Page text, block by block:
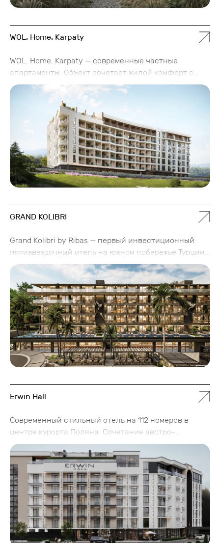
WOL. Home. Karpaty
WOL. Home. Karpaty — современные частные
апартаменты. Объект сочетает жилой комфорт с
гостиничным обслуживанием. Идеальное сочетание
собственного отдыха и доходной недвижимости.
GRAND KOLIBRI
Grand Kolibri by Ribas — первый инвестиционный
пятизвездочный отель на южном побережье Турции
в Аланье, созданный на основе турецкой
философии keyif — искусства наслаждаться
моментом. Это место, которое уже сегодня называют
будущим символом семейного отдыха на побережье
Средиземного моря, где комфорт, гостеприимство и
удовольствие от каждого мгновения превращаются
в настоящее искусство.
Erwin Hall
Современный стильный отель на 112 номеров в
центре курорта Поляна. Сочетание австро-
украинского исторического наследия с
современными тенденциями - захватывающая
история жизни графов Шенборнов, адаптированная
к потребностям людей XXI века. Интерьеры и
развлечения отеля отражают легенды и историю
графов, приспособленные к современным запросам
гостей.